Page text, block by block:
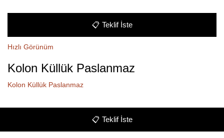
📋 Teklif İste
Hızlı Görünüm
Kolon Küllük Paslanmaz
Kolon Küllük Paslanmaz
📋 Teklif İste